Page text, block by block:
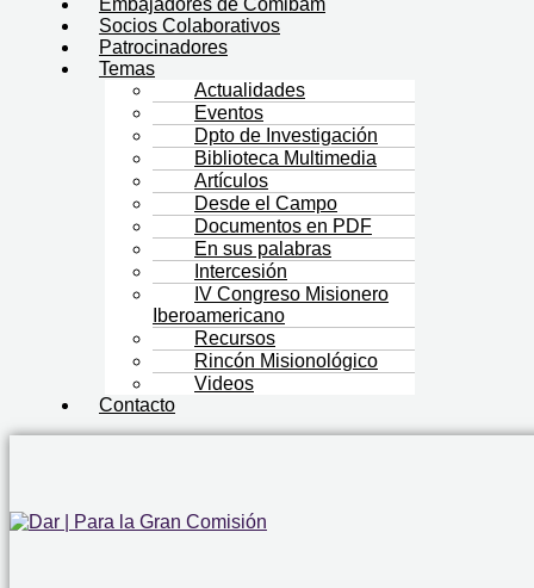
Embajadores de Comibam
Socios Colaborativos
Patrocinadores
Temas
Actualidades
Eventos
Dpto de Investigación
Biblioteca Multimedia
Artículos
Desde el Campo
Documentos en PDF
En sus palabras
Intercesión
IV Congreso Misionero
Iberoamericano
Recursos
Rincón Misionológico
Videos
Contacto